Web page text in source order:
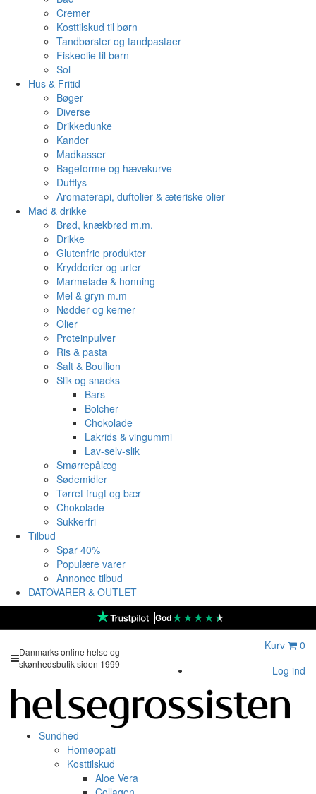
Cremer
Kosttilskud til børn
Tandbørster og tandpastaer
Fiskeolie til børn
Sol
Hus & Fritid
Bøger
Diverse
Drikkedunke
Kander
Madkasser
Bageforme og hævekurve
Duftlys
Aromaterapi, duftolier & æteriske olier
Mad & drikke
Brød, knækbrød m.m.
Drikke
Glutenfrie produkter
Krydderier og urter
Marmelade & honning
Mel & gryn m.m
Nødder og kerner
Olier
Proteinpulver
Ris & pasta
Salt & Boullion
Slik og snacks
Bars
Bolcher
Chokolade
Lakrids & vingummi
Lav-selv-slik
Smørrepålæg
Sødemidler
Tørret frugt og bær
Chokolade
Sukkerfri
Tilbud
Spar 40%
Populære varer
Annonce tilbud
DATOVARER & OUTLET
God★★★★★
Danmarks online helse og
skønhedsbutik siden 1999
Kurv
0
Log ind
Sundhed
Homøopati
Kosttilskud
Aloe Vera